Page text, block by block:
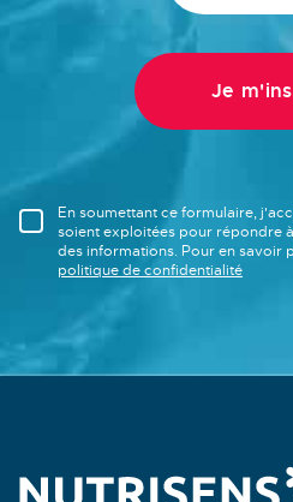
En soumettant ce formulaire,
soient exploitées pour répondre
des informations. Pour en savoir
politique de confidentialité